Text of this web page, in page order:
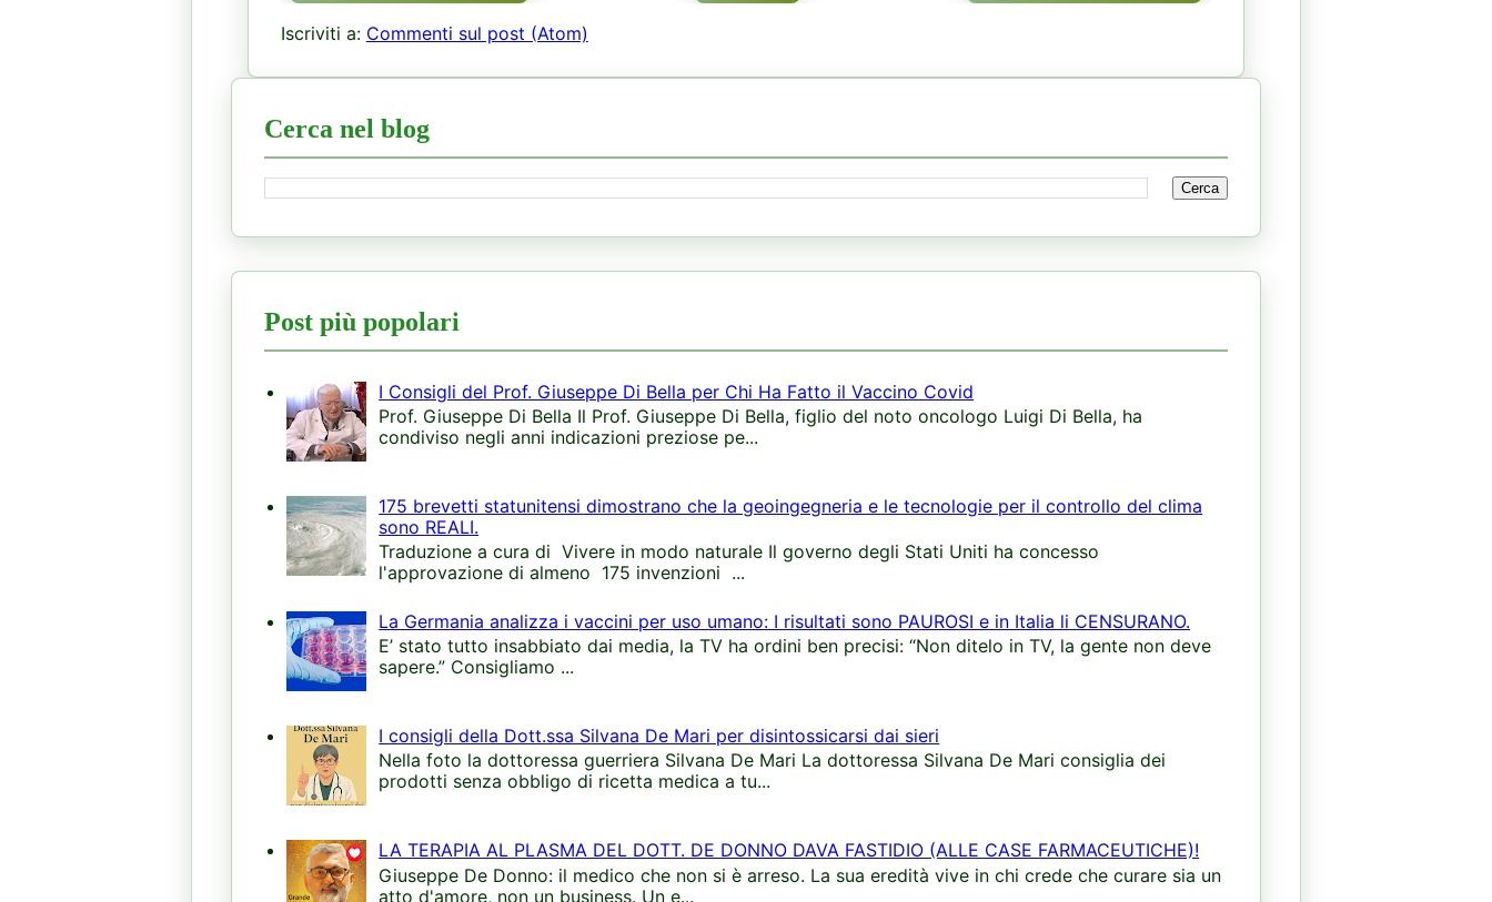
Iscriviti a: Commenti sul post (Atom)
Cerca nel blog
Post più popolari
I Consigli del Prof. Giuseppe Di Bella per Chi Ha Fatto il Vaccino Covid
Prof. Giuseppe Di Bella Il Prof. Giuseppe Di Bella, figlio del noto oncologo Luigi Di Bella, ha
condiviso negli anni indicazioni preziose pe...
175 brevetti statunitensi dimostrano che la geoingegneria e le tecnologie per il controllo del clima
sono REALI.
Traduzione a cura di Vivere in modo naturale Il governo degli Stati Uniti ha concesso
l'approvazione di almeno 175 invenzioni ...
La Germania analizza i vaccini per uso umano: I risultati sono PAUROSI e in Italia li CENSURANO.
E’ stato tutto insabbiato dai media, la TV ha ordini ben precisi: “Non ditelo in TV, la gente non deve
sapere.” Consigliamo ...
I consigli della Dott.ssa Silvana De Mari per disintossicarsi dai sieri
Nella foto la dottoressa guerriera Silvana De Mari La dottoressa Silvana De Mari consiglia dei
prodotti senza obbligo di ricetta medica a tu...
LA TERAPIA AL PLASMA DEL DOTT. DE DONNO DAVA FASTIDIO (ALLE CASE FARMACEUTICHE)!
Giuseppe De Donno: il medico che non si è arreso. La sua eredità vive in chi crede che curare sia un
atto d'amore, non un business. Un e...